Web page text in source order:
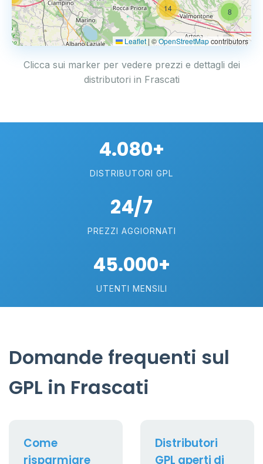
8
14
Leaflet | ©OpenStreetMapcontributors
Clicca sui marker per vedere prezzi e dettagli dei
distributori in Frascati
4.080+
DISTRIBUTORI GPL
24/7
PREZZI AGGIORNATI
45.000+
UTENTI MENSILI
Domande frequenti sul
GPL in Frascati
Come
risparmiare
Distributori
GPL aperti di